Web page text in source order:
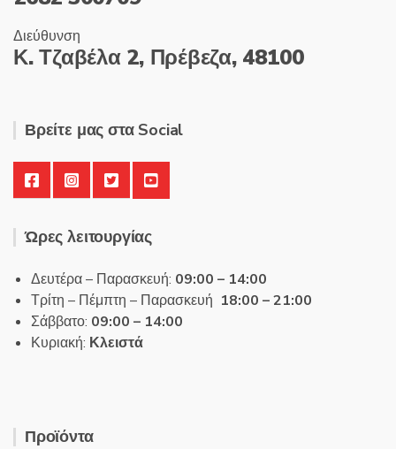
Διεύθυνση
Κ. Τζαβέλα 2, Πρέβεζα, 48100
Βρείτε μας στα Social
Ώρες λειτουργίας
Δευτέρα – Παρασκευή: 09:00 – 14:00
Τρίτη – Πέμπτη – Παρασκευή 18:00 – 21:00
Σάββατο: 09:00 – 14:00
Κυριακή: Κλειστά
Προϊόντα